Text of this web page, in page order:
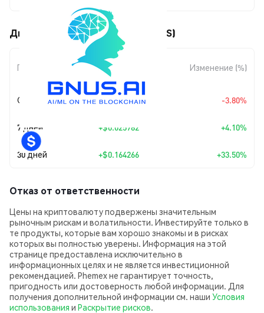
Движения цены GENIUS AI (GNUS)
Период
Изменение
суммы
Изменение (%)
Сегодня -$0.025858 -3.80%
7 дней +$0.025782 +4.10%
30 дней +$0.164266 +33.50%
Отказ от ответственности
Цены на криптовалюту подвержены значительным
рыночным рискам и волатильности. Инвестируйте только в
те продукты, которые вам хорошо знакомы и в рисках
которых вы полностью уверены. Информация на этой
странице предоставлена исключительно в
информационных целях и не является инвестиционной
рекомендацией. Phemex не гарантирует точность,
пригодность или достоверность любой информации. Для
получения дополнительной информации см. наши Условия
использования и Раскрытие рисков.